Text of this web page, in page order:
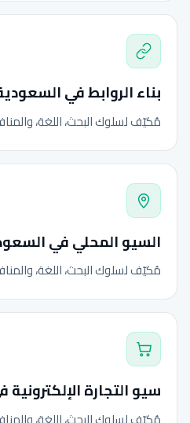
بناء الروابط في
مُكيّف لسلوك البحث، اللغة،
السيو المحلي في
مُكيّف لسلوك البحث، اللغة،
سيو التجارة